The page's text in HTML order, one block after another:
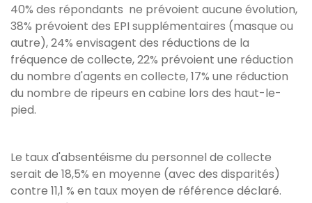
40% des répondants ne prévoient aucune évolution,
38% prévoient des EPI supplémentaires (masque ou
autre), 24% envisagent des réductions de la
fréquence de collecte, 22% prévoient une réduction
du nombre d'agents en collecte, 17% une réduction
du nombre de ripeurs en cabine lors des haut-le-
pied.
Le taux d'absentéisme du personnel de collecte
serait de 18,5% en moyenne (avec des disparités)
contre 11,1 % en taux moyen de référence déclaré.